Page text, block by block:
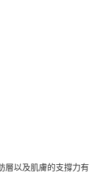
層以及肌膚的支撐力有